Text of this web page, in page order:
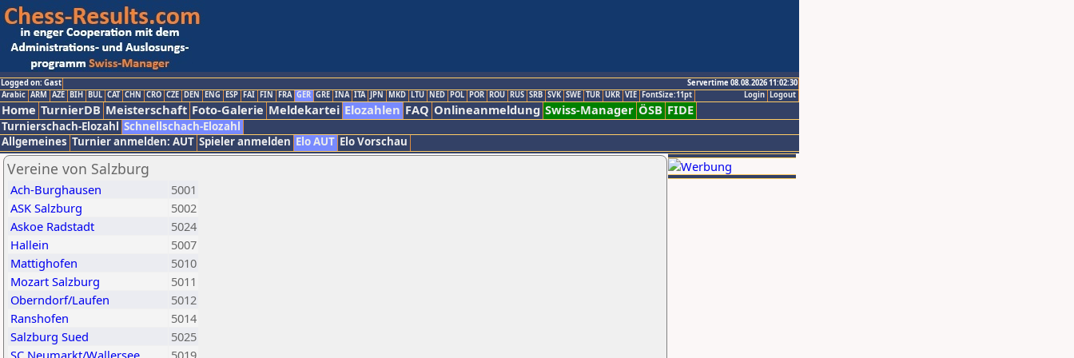
Logged on: Gast
Servertime 08.08.2026 11:02:30
Logout
Login
Arabic ARM AZE BIH BUL CAT CHN CRO CZE DEN ENG ESP FAI FIN FRA GER GRE INA ITA JPN MKD LTU NED POL POR ROU RUS SRB SVK SWE TUR UKR VIE FontSize:11pt
Home TurnierDB Meisterschaft Foto-Galerie Meldekartei Elozahlen FAQ Onlineanmeldung Swiss-Manager ÖSB FIDE
Turnierschach-Elozahl Schnellschach-Elozahl
Allgemeines Turnier anmelden: AUT Spieler anmelden Elo AUT Elo Vorschau
Vereine von Salzburg
Ach-Burghausen
5001
ASK Salzburg
5002
Askoe Radstadt
5024
Hallein
5007
Mattighofen
5010
Mozart Salzburg
5011
Oberndorf/Laufen
5012
Ranshofen
5014
Salzburg Sued
5025
SC Neumarkt/Wallersee
5019